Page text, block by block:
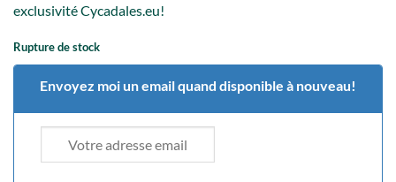
exclusivité Cycadales.eu!
Rupture de stock
Envoyez moi un email quand disponible à nouveau!